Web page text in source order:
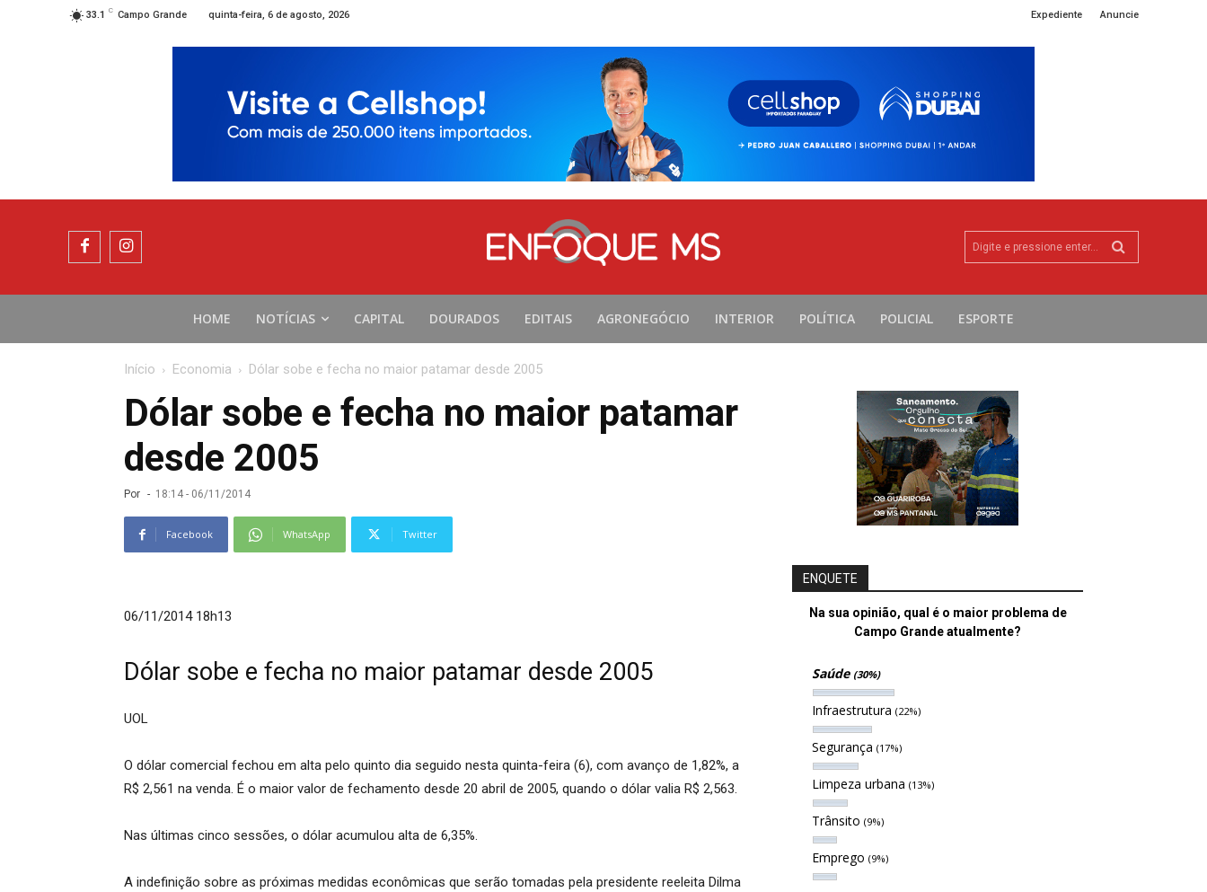
33.1 C Campo Grande quinta-feira, 6 de agosto, 2026 Expediente Anuncie
Digite e pressione enter...
HOME NOTÍCIAS CAPITAL DOURADOS EDITAIS AGRONEGÓCIO INTERIOR POLÍTICA POLICIAL ESPORTE
Início Economia Dólar sobe e fecha no maior patamar desde 2005
Dólar sobe e fecha no maior patamar
desde 2005
Por - 18:14 - 06/11/2014
Facebook WhatsApp Twitter
06/11/2014 18h13
Dólar sobe e fecha no maior patamar desde 2005
UOL
O dólar comercial fechou em alta pelo quinto dia seguido nesta quinta-feira (6), com avanço de 1,82%, a
R$ 2,561 na venda. É o maior valor de fechamento desde 20 abril de 2005, quando o dólar valia R$ 2,563.
Nas últimas cinco sessões, o dólar acumulou alta de 6,35%.
A indefinição sobre as próximas medidas econômicas que serão tomadas pela presidente reeleita Dilma
ENQUETE
Na sua opinião, qual é o maior problema de
Campo Grande atualmente?
Saúde (30%)
Infraestrutura (22%)
Segurança (17%)
Limpeza urbana (13%)
Trânsito (9%)
Emprego (9%)